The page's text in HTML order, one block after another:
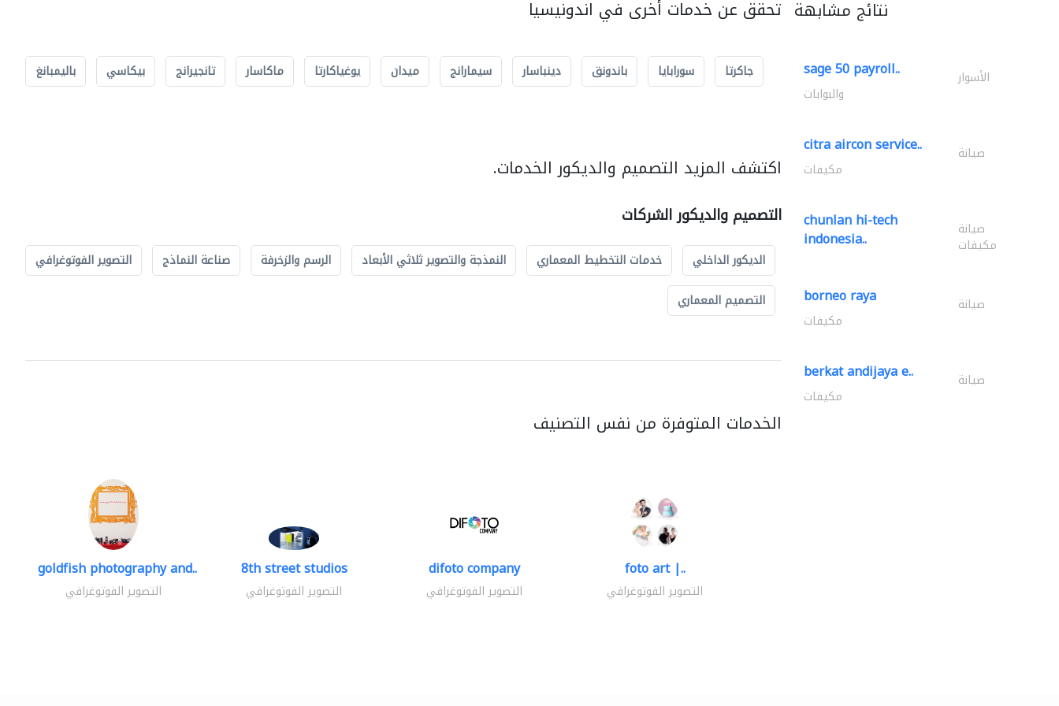
تحقق عن خدمات أخرى في اندونيسيا
جاكرتا سورابايا باندونق دينباسار سيمارانج ميدان يوغياكارتا ماكاسار تانجيرانج بيكاسي باليمبانغ
اكتشف المزيد التصميم والديكور الخدمات.
التصميم والديكور الشركات
الديكور الداخلي خدمات التخطيط المعماري النمذجة والتصوير ثلاثي الأبعاد الرسم والزخرفة صناعة النماذج
التصوير الفوتوغرافي
التصميم المعماري
الخدمات المتوفرة من نفس التصنيف
goldfish photography and..
التصوير الفوتوغرافي
8th street studios
التصوير الفوتوغرافي
difoto company
التصوير الفوتوغرافي
foto art |..
التصوير الفوتوغرافي
نتائج مشابهة
sage 50 payroll.. الأسوار
والبوابات
citra aircon service.. صيانة
مكيفات
chunlan hi-tech
indonesia.. صيانة
مكيفات
borneo raya صيانة
مكيفات
berkat andijaya e.. صيانة
مكيفات